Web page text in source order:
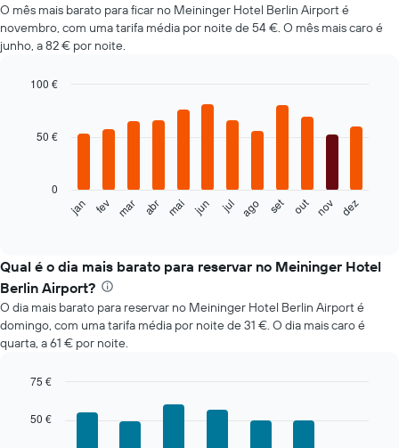
O mês mais barato para ficar no Meininger Hotel Berlin Airport é
novembro, com uma tarifa média por noite de 54 €. O mês mais caro é
junho, a 82 € por noite.
with
o
preço
médio
de
um
quarto
cada
O
jan fev mar abr mai jun jul ago set out nov dez
0
50 €
100 €
Qual é o dia mais barato para reservar no Meininger Hotel
Berlin Airport?
O dia mais barato para reservar no Meininger Hotel Berlin Airport é
domingo, com uma tarifa média por noite de 31 €. O dia mais caro é
quarta, a 61 € por noite.
chart
graphic.
50 €
75 €